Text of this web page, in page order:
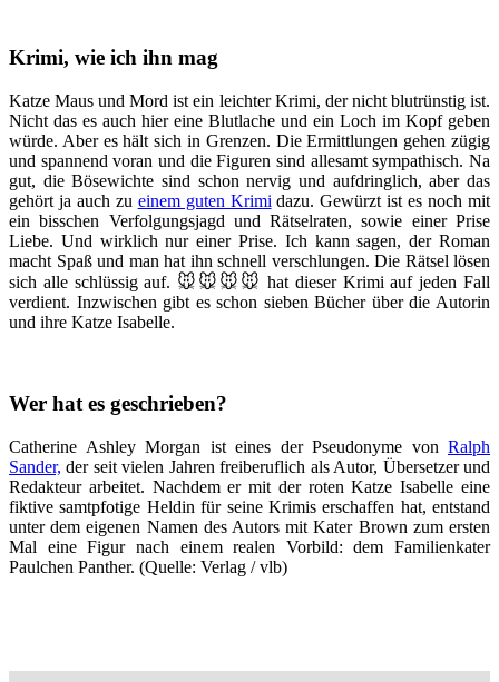
Krimi, wie ich ihn mag
Katze Maus und Mord ist ein leichter Krimi, der nicht blutrünstig ist.
Nicht das es auch hier eine Blutlache und ein Loch im Kopf geben
würde. Aber es hält sich in Grenzen. Die Ermittlungen gehen zügig
und spannend voran und die Figuren sind allesamt sympathisch. Na
gut, die Bösewichte sind schon nervig und aufdringlich, aber das
gehört ja auch zu einem guten Krimi dazu. Gewürzt ist es noch mit
ein bisschen Verfolgungsjagd und Rätselraten, sowie einer Prise
Liebe. Und wirklich nur einer Prise. Ich kann sagen, der Roman
macht Spaß und man hat ihn schnell verschlungen. Die Rätsel lösen
sich alle schlüssig auf. 🐭🐭🐭🐭 hat dieser Krimi auf jeden Fall
verdient. Inzwischen gibt es schon sieben Bücher über die Autorin
und ihre Katze Isabelle.
Wer hat es geschrieben?
Catherine Ashley Morgan ist eines der Pseudonyme von Ralph
Sander, der seit vielen Jahren freiberuflich als Autor, Übersetzer und
Redakteur arbeitet. Nachdem er mit der roten Katze Isabelle eine
fiktive samtpfotige Heldin für seine Krimis erschaffen hat, entstand
unter dem eigenen Namen des Autors mit Kater Brown zum ersten
Mal eine Figur nach einem realen Vorbild: dem Familienkater
Paulchen Panther. (Quelle: Verlag / vlb)